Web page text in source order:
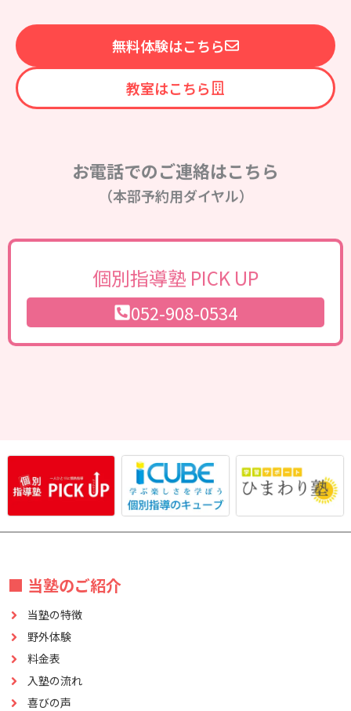
無料体験はこちら
教室はこちら
お電話でのご連絡はこちら
（本部予約用ダイヤル）
個別指導塾 PICK UP
052-908-0534
■ 当塾のご紹介
当塾の特徴
野外体験
料金表
入塾の流れ
喜びの声